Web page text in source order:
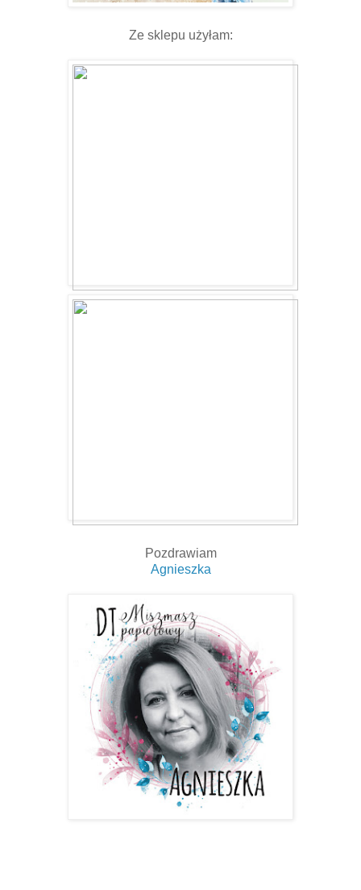
Ze sklepu użyłam:
Pozdrawiam
Agnieszka